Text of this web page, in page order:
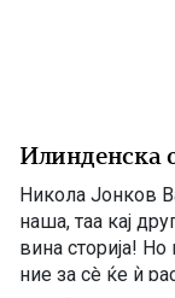
Илинденска
Никола Јонков
наша, таа кај
вина сторија!
ние за сè ќе ѝ